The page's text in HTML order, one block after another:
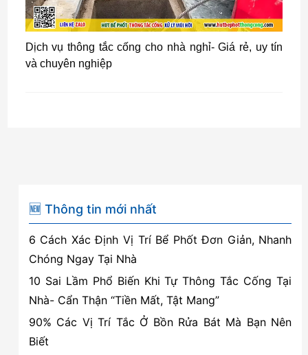
Dịch vụ thông tắc cống cho nhà nghỉ- Giá rẻ, uy tín
và chuyên nghiệp
🆕 Thông tin mới nhất
6 Cách Xác Định Vị Trí Bể Phốt Đơn Giản, Nhanh
Chóng Ngay Tại Nhà
10 Sai Lầm Phổ Biến Khi Tự Thông Tắc Cống Tại
Nhà- Cẩn Thận “Tiền Mất, Tật Mang”
90% Các Vị Trí Tắc Ở Bồn Rửa Bát Mà Bạn Nên
Biết